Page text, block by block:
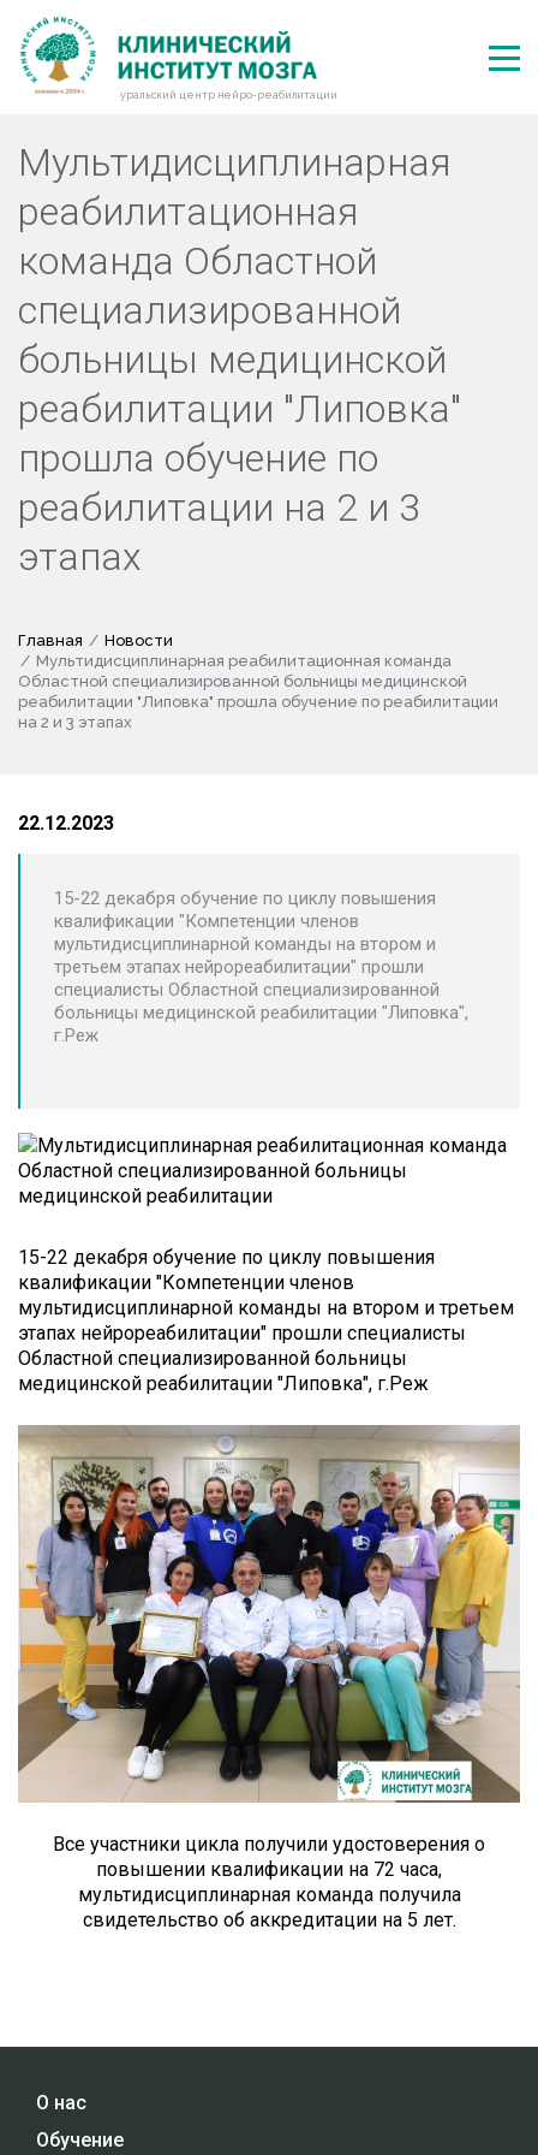
уральский центр нейро-реабилитации
Мультидисциплинарная
реабилитационная
команда Областной
специализированной
больницы медицинской
реабилитации "Липовка"
прошла обучение по
реабилитации на 2 и 3
этапах
Главная
Новости
Мультидисциплинарная реабилитационная команда
Областной специализированной больницы медицинской
реабилитации "Липовка" прошла обучение по реабилитации
на 2 и 3 этапах
22.12.2023
15-22 декабря обучение по циклу повышения
квалификации "Компетенции членов
мультидисциплинарной команды на втором и
третьем этапах нейрореабилитации" прошли
специалисты Областной специализированной
больницы медицинской реабилитации "Липовка",
г.Реж
15-22 декабря обучение по циклу повышения
квалификации "Компетенции членов
мультидисциплинарной команды на втором и третьем
этапах нейрореабилитации" прошли специалисты
Областной специализированной больницы
медицинской реабилитации "Липовка", г.Реж
Все участники цикла получили удостоверения о
повышении квалификации на 72 часа,
мультидисциплинарная команда получила
свидетельство об аккредитации на 5 лет.
О нас
Обучение